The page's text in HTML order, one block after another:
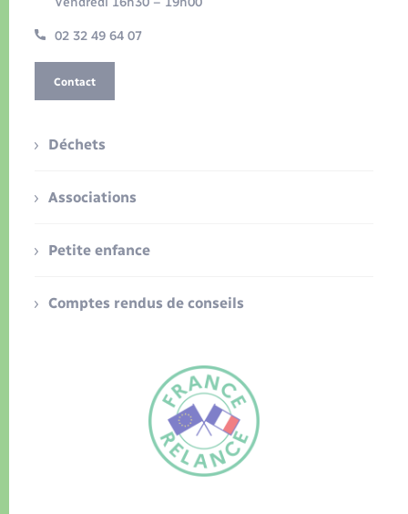
02 32 49 64 07
Contact
Déchets
Associations
Petite enfance
Comptes rendus de conseils